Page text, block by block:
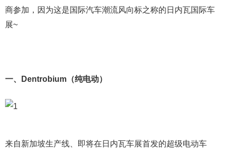
商参加，因为这是国际汽车潮流风向标之称的日内瓦国际车
展~
一、Dentrobium（纯电动）
来自新加坡生产线、即将在日内瓦车展首发的超级电动车